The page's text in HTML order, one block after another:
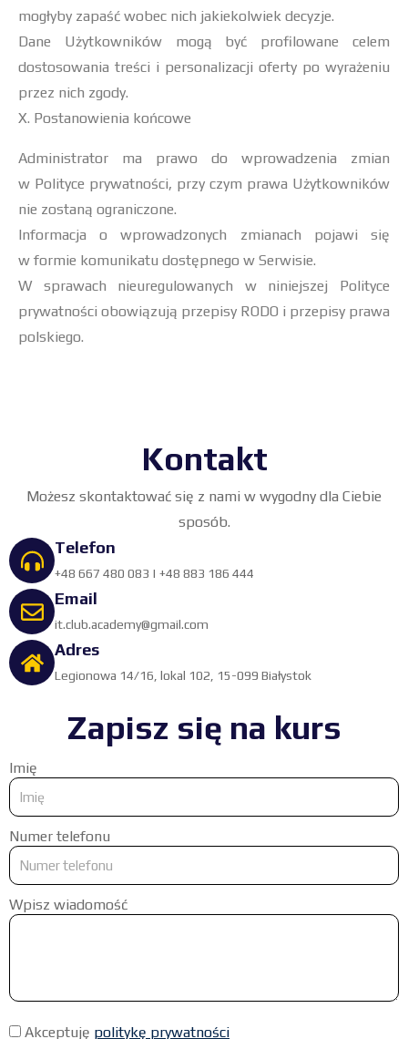
mogłyby zapaść wobec nich jakiekolwiek decyzje.
Dane Użytkowników mogą być profilowane celem
dostosowania treści i personalizacji oferty po wyrażeniu
przez nich zgody.
X. Postanowienia końcowe
Administrator ma prawo do wprowadzenia zmian
w Polityce prywatności, przy czym prawa Użytkowników
nie zostaną ograniczone.
Informacja o wprowadzonych zmianach pojawi się
w formie komunikatu dostępnego w Serwisie.
W sprawach nieuregulowanych w niniejszej Polityce
prywatności obowiązują przepisy RODO i przepisy prawa
polskiego.
Kontakt
Możesz skontaktować się z nami w wygodny dla Ciebie
sposób.
Telefon
+48 667 480 083 | +48 883 186 444
Email
it.club.academy@gmail.com
Adres
Legionowa 14/16, lokal 102, 15-099 Białystok
Zapisz się na kurs
Imię
Numer telefonu
Wpisz wiadomość
Akceptuję politykę prywatności